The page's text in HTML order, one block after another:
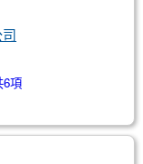
6項